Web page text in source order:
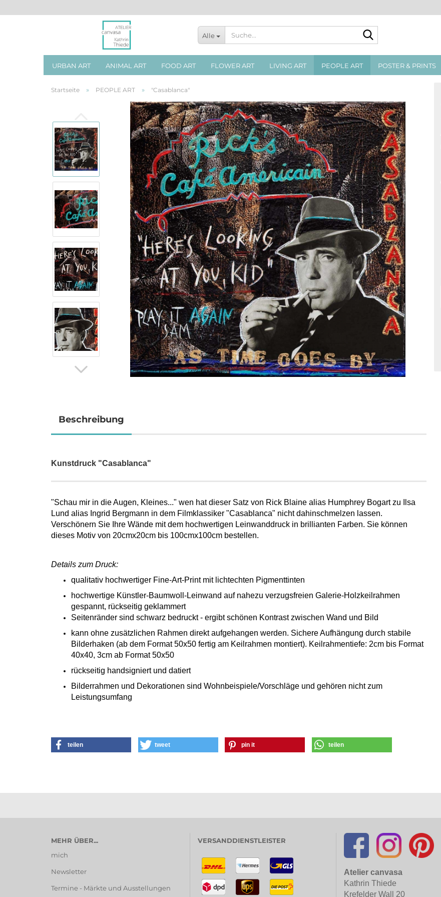
Alle
URBAN ART ANIMAL ART FOOD ART FLOWER ART LIVING ART PEOPLE ART POSTER & PRINTS
Startseite » PEOPLE ART » "Casablanca"
Beschreibung
Kunstdruck "Casablanca"
"Schau mir in die Augen, Kleines..." wen hat dieser Satz von Rick Blaine alias Humphrey Bogart zu Ilsa
Lund alias Ingrid Bergmann in dem Filmklassiker "Casablanca" nicht dahinschmelzen lassen.
Verschönern Sie Ihre Wände mit dem hochwertigen Leinwanddruck in brillianten Farben. Sie können
dieses Motiv von 20cmx20cm bis 100cmx100cm bestellen.
Details zum Druck:
qualitativ hochwertiger Fine-Art-Print mit lichtechten Pigmenttinten
hochwertige Künstler-Baumwoll-Leinwand auf nahezu verzugsfreien Galerie-Holzkeilrahmen
gespannt, rückseitig geklammert
Seitenränder sind schwarz bedruckt - ergibt schönen Kontrast zwischen Wand und Bild
kann ohne zusätzlichen Rahmen direkt aufgehangen werden. Sichere Aufhängung durch stabile
Bilderhaken (ab dem Format 50x50 fertig am Keilrahmen montiert). Keilrahmentiefe: 2cm bis Format
40x40, 3cm ab Format 50x50​​
rückseitig handsigniert und datiert
Bilderrahmen und Dekorationen sind Wohnbeispiele/Vorschläge und gehören nicht zum
Leistungsumfang
teilen tweet pin it teilen
MEHR ÜBER...
mich
Newsletter
Termine - Märkte und Ausstellungen
VERSANDDIENSTLEISTER
Atelier canvasa
Kathrin Thiede
Krefelder Wall 20